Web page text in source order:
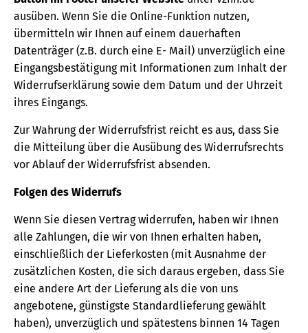
ausüben. Wenn Sie die Online-Funktion nutzen,
übermitteln wir Ihnen auf einem dauerhaften
Datenträger (z.B. durch eine E- Mail) unverzüglich eine
Eingangsbestätigung mit Informationen zum Inhalt der
Widerrufserklärung sowie dem Datum und der Uhrzeit
ihres Eingangs.
Zur Wahrung der Widerrufsfrist reicht es aus, dass Sie
die Mitteilung über die Ausübung des Widerrufsrechts
vor Ablauf der Widerrufsfrist absenden.
Folgen des Widerrufs
Wenn Sie diesen Vertrag widerrufen, haben wir Ihnen
alle Zahlungen, die wir von Ihnen erhalten haben,
einschließlich der Lieferkosten (mit Ausnahme der
zusätzlichen Kosten, die sich daraus ergeben, dass Sie
eine andere Art der Lieferung als die von uns
angebotene, günstigste Standardlieferung gewählt
haben), unverzüglich und spätestens binnen 14 Tagen